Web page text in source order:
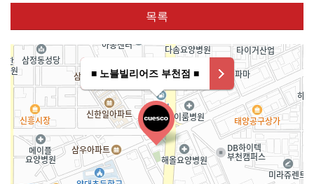
목록
■ 노블빌리어즈 부천점 ■